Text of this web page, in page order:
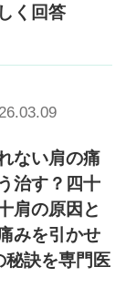
560
ます
土日祝休）
く回答
ない肩の痛
治す？四十
肩の原因と
みを引かせ
秘訣を専門医